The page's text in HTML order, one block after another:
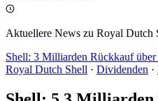
Aktuellere News zu Royal Dutch
Shell: 3 Milliarden Rückkauf
Royal Dutch Shell · Dividenden ·